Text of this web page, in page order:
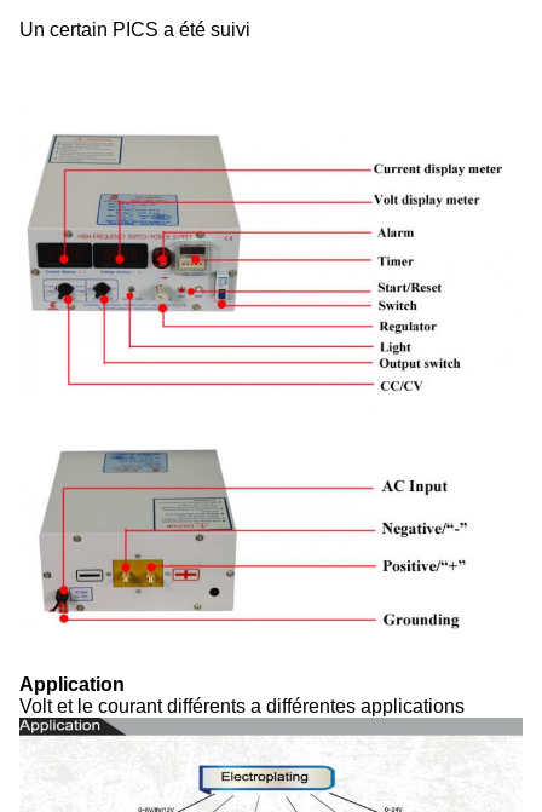
Un certain PICS a été suivi
Application
Volt et le courant différents a différentes applications